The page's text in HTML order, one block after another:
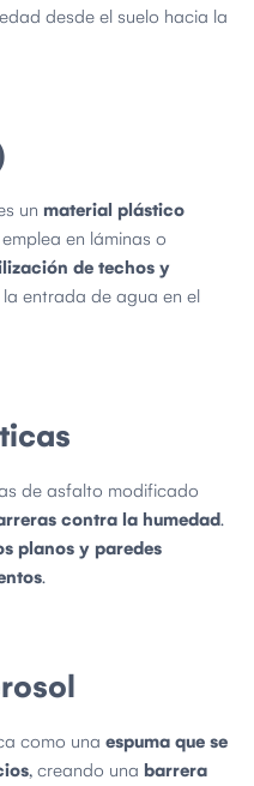
desde el suelo hacia la
un material plástico
en láminas o
de techos y
entrada de agua en el
de asfalto modificado
contra la humedad.
planos y paredes
.
como una espuma que se
, creando una barrera